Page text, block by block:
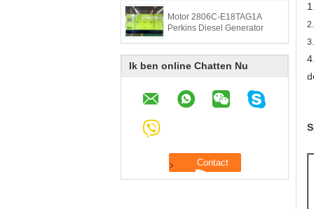
Motor 2806C-E18TAG1A
Perkins Diesel Generator
Ik ben online Chatten Nu
2.
3.